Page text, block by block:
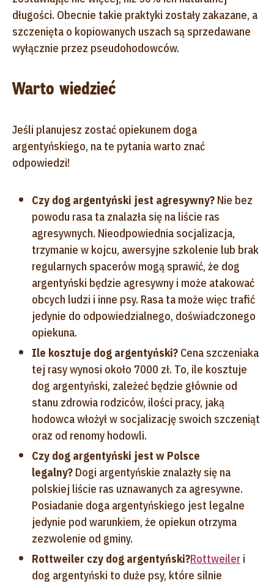
długości. Obecnie takie praktyki zostały zakazane, a
szczenięta o kopiowanych uszach są sprzedawane
wyłącznie przez pseudohodowców.
Warto wiedzieć
Jeśli planujesz zostać opiekunem doga
argentyńskiego, na te pytania warto znać
odpowiedzi!
Czy dog argentyński jest agresywny? Nie bez
powodu rasa ta znalazła się na liście ras
agresywnych. Nieodpowiednia socjalizacja,
trzymanie w kojcu, awersyjne szkolenie lub brak
regularnych spacerów mogą sprawić, że dog
argentyński będzie agresywny i może atakować
obcych ludzi i inne psy. Rasa ta może więc trafić
jedynie do odpowiedzialnego, doświadczonego
opiekuna.
Ile kosztuje dog argentyński? Cena szczeniaka
tej rasy wynosi około 7000 zł. To, ile kosztuje
dog argentyński, zależeć będzie głównie od
stanu zdrowia rodziców, ilości pracy, jaką
hodowca włożył w socjalizację swoich szczeniąt
oraz od renomy hodowli.
Czy dog argentyński jest w Polsce
legalny? Dogi argentyńskie znalazły się na
polskiej liście ras uznawanych za agresywne.
Posiadanie doga argentyńskiego jest legalne
jedynie pod warunkiem, że opiekun otrzyma
zezwolenie od gminy.
Rottweiler czy dog argentyński?Rottweiler i
dog argentyński to duże psy, które silnie